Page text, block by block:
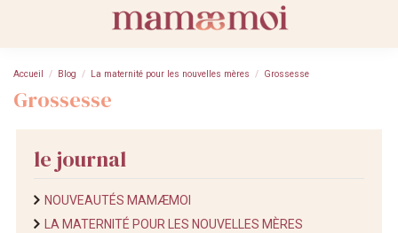
Accueil Blog La maternité pour les nouvelles mères Grossesse
Grossesse
le journal
NOUVEAUTÉS MAMÆMOI
LA MATERNITÉ POUR LES NOUVELLES MÈRES